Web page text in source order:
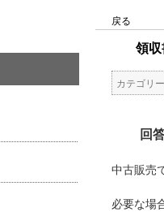
戻る
領
カテゴリ
回
中古販
必要な